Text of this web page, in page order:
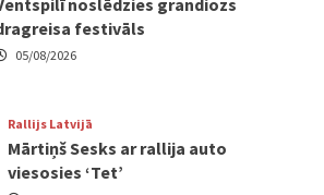
noslēdzies grandiozs
festivāls
05/08/2026
Rallijs Latvijā
Mārtiņš Sesks ar rallija auto
viesosies ‘Tet’